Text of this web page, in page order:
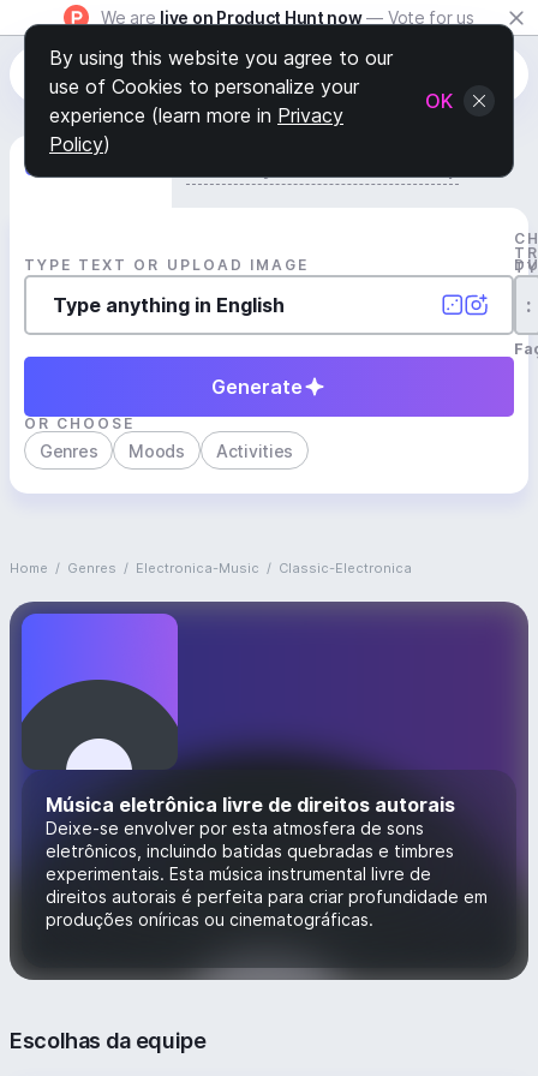
We are live on Product Hunt now — Vote for us
Generate Track
TYPE TEXT OR UPLOAD IMAGE
:
Generate
OR CHOOSE
Genres Moods Activities
Home / Genres / Electronica-Music / Classic-Electronica
Música eletrônica livre de direitos autorais
Deixe-se envolver por esta atmosfera de sons
eletrônicos, incluindo batidas quebradas e timbres
experimentais. Esta música instrumental livre de
direitos autorais é perfeita para criar profundidade em
produções oníricas ou cinematográficas.
Escolhas da equipe
By using this website you agree to our
use of Cookies to personalize your
experience (learn more in Privacy
Policy)
OK